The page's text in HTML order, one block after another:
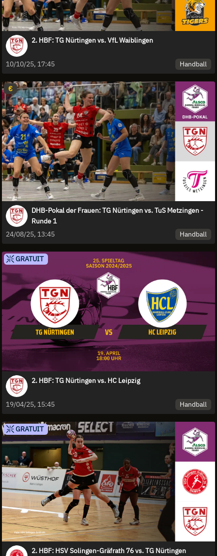
2. HBF: TG Nürtingen vs. VfL Waiblingen
10/10/25, 17:45 Handball
€
DHB-Pokal der Frauen: TG Nürtingen vs. TuS Metzingen -
Runde 1
24/08/25, 13:45
Handball
GRATUIT
2. HBF: TG Nürtingen vs. HC Leipzig
19/04/25, 15:45 Handball
GRATUIT
2. HBF: HSV Solingen-Gräfrath 76 vs. TG Nürtingen